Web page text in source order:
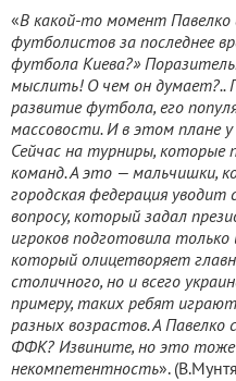
«В какой-то момент Павелко
футболистов за последнее
футбола Киева?»
мыслить! О чем он думает?..
развитие футбола, его
массовости. И в этом плане
Сейчас на турниры, которые
команд. А это — мальчишки,
городская федерация уводит
вопросу, который задал
игроков подготовила
который олицетворяет
столичного, но и всего
примеру, таких ребят
разных возрастов. А
ФФК? Извините, но это
некомпетентность».